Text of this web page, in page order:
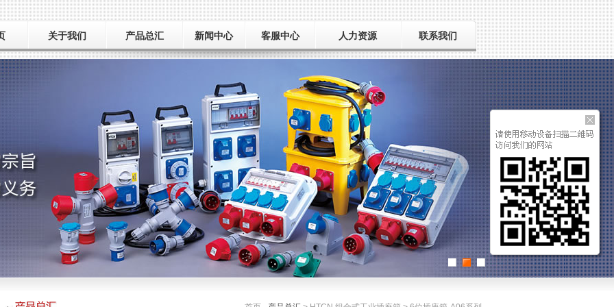
关于我们 产品总汇 新闻中心 客服中心 人力资源 联系我们
公司简介 新品推荐 新闻动态 荣誉资质
样本下载
常见问题
在线留言
用人之道
招聘人才
毛遂自荐